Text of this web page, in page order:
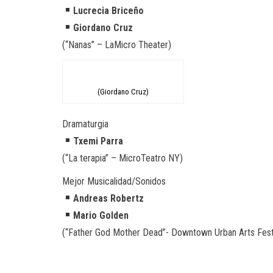
Lucrecia Briceño
Giordano Cruz
(“Nanas” – LaMicro Theater)
(Giordano Cruz)
Dramaturgia
Txemi Parra
(“La terapia” – MicroTeatro NY)
Mejor Musicalidad/Sonidos
Andreas Robertz
Mario Golden
(“Father God Mother Dead”- Downtown Urban Arts